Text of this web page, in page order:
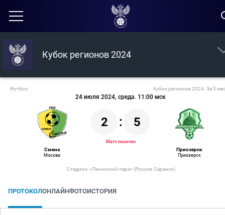
Кубок регионов 2024
Футбол
24 июля 2024, среда. 11:00 мск
Кубок регионов 2024. За 5
Смена
Москва
2 : 5
Матч окончен
Приозерск
Приозерск
Стадион: «​Ленинский парк​»​ (Россия, Саранск)
ПРОТОКОЛОНЛАЙНФОТОИСТОРИЯ